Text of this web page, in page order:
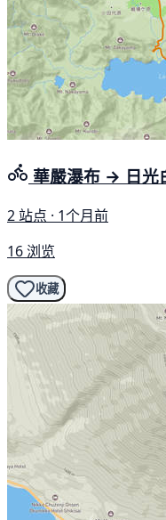
華嚴瀑布 → 日光
2 站点 · 1个月前
16 浏览
收藏